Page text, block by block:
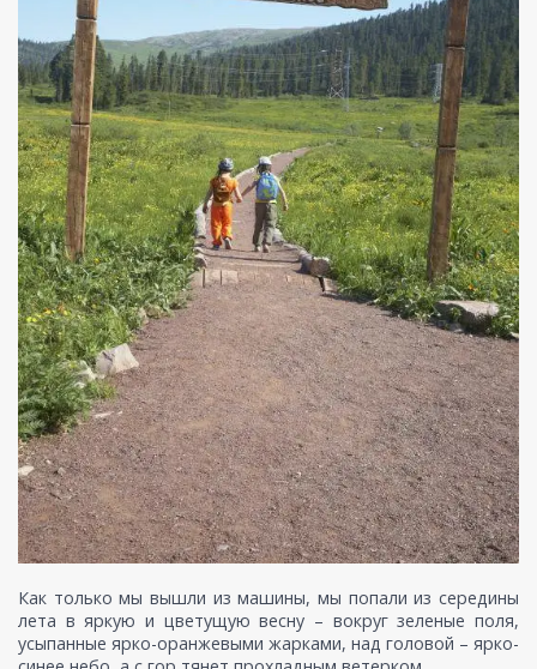
Как только мы вышли из машины, мы попали из середины
лета в яркую и цветущую весну – вокруг зеленые поля,
усыпанные ярко-оранжевыми жарками, над головой – ярко-